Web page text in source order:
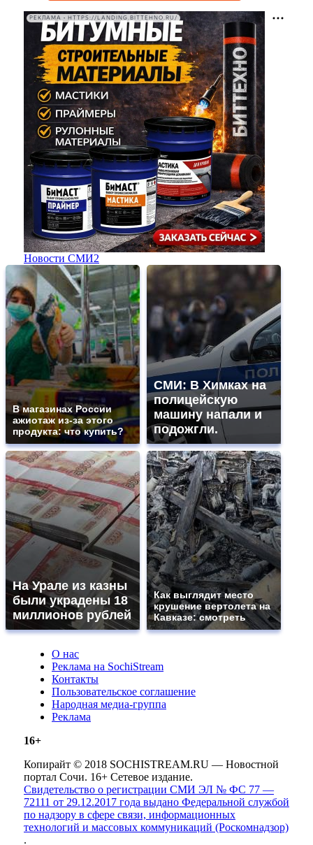
РЕКЛАМА • HTTPS://LANDING.BITTEHNO.RU/
Новости СМИ2
В магазинах России
ажиотаж из-за этого
продукта: что купить?
СМИ: В Химках на
полицейскую
машину напали и
подожгли.
На Урале из казны
были украдены 18
миллионов рублей
Как выглядит место
крушение вертолета на
Кавказе: смотреть
О нас
Реклама на SochiStream
Контакты
Пользовательское соглашение
Народная медиа-группа
Реклама
16+
Копирайт © 2018 SOCHISTREAM.RU — Новостной
портал Сочи. 16+ Сетевое издание.
Свидетельство о регистрации СМИ ЭЛ № ФС 77 —
72111 от 29.12.2017 года выдано Федеральной службой
по надзору в сфере связи, информационных
технологий и массовых коммуникаций (Роскомнадзор)
.